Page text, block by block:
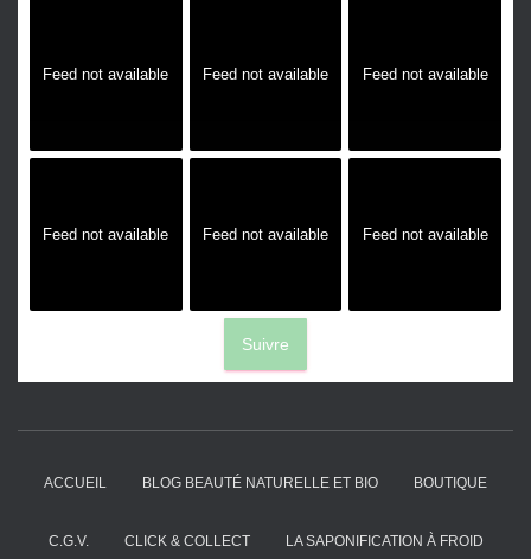
Feed not available Feed not available Feed not available
Feed not available Feed not available Feed not available
Suivre
ACCUEIL BLOG BEAUTÉ NATURELLE ET BIO BOUTIQUE
C.G.V. CLICK & COLLECT LA SAPONIFICATION À FROID